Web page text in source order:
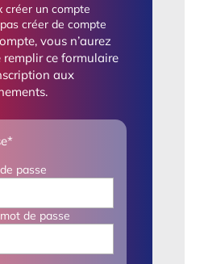
créer un compte
créer de compte
vous n’aurez
remplir ce formulaire
aux
*
passe
de passe